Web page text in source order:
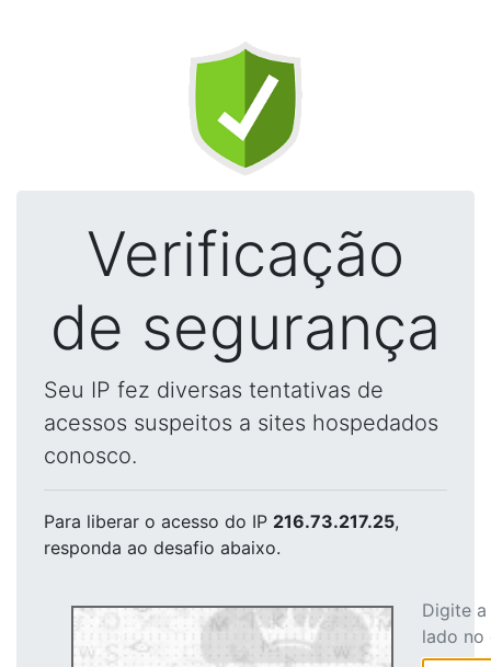
Verificação
de segurança
Seu IP fez diversas tentativas de
acessos suspeitos a sites hospedados
conosco.
Para liberar o acesso do IP 216.73.217.25,
responda ao desafio abaixo.
Digite
lado no